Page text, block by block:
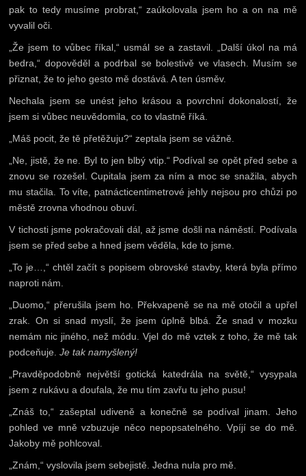
pak to tedy musíme probrat,“ zaúkolovala jsem ho a on na mě
vyvalil oči.
„Že jsem to vůbec říkal,“ usmál se a zastavil. „Další úkol na má
bedra,“ dopověděl a podrbal se bolestivě ve vlasech. Musím se
přiznat, že to jeho gesto mě dostává. A ten úsměv.
Nechala jsem se unést jeho krásou a povrchní dokonalostí, že
jsem si vůbec neuvědomila, co to vlastně říká.
„Máš pocit, že tě přetěžuju?“ zeptala jsem se vážně.
„Ne, jistě, že ne. Byl to jen blbý vtip.“ Podíval se opět před sebe a
znovu se rozešel. Cupitala jsem za ním a moc se snažila, abych
mu stačila. To víte, patnácticentimetrové jehly nejsou pro chůzi po
městě zrovna vhodnou obuví.
V tichosti jsme pokračovali dál, až jsme došli na náměstí. Podívala
jsem se před sebe a hned jsem věděla, kde to jsme.
„To je…,“ chtěl začít s popisem obrovské stavby, která byla přímo
naproti nám.
„Duomo,“ přerušila jsem ho. Překvapeně se na mě otočil a upřel
zrak. On si snad myslí, že jsem úplně blbá. Že snad v mozku
nemám nic jiného, než módu. Vjel do mě vztek z toho, že mě tak
podceňuje.Je tak namyšlený!
„Pravděpodobně největší gotická katedrála na světě,“ vysypala
jsem z rukávu a doufala, že mu tím zavřu tu jeho pusu!
„Znáš to,“ zašeptal udiveně a konečně se podíval jinam. Jeho
pohled ve mně vzbuzuje něco nepopsatelného. Vpíjí se do mě.
Jakoby mě pohlcoval.
„Znám,“ vyslovila jsem sebejistě. Jedna nula pro mě.